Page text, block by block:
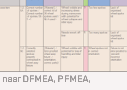
DFMEA, PFMEA,